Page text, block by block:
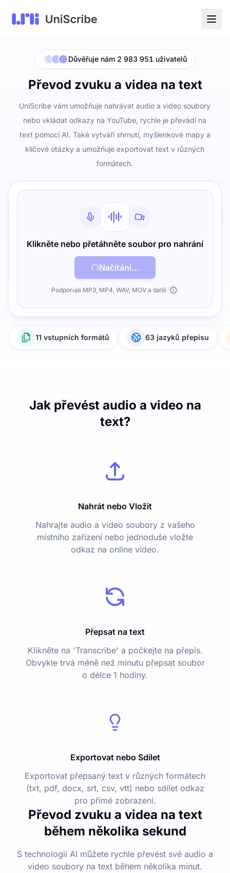
Důvěřuje nám 2 983 951 uživatelů
Převod zvuku a videa na text
UniScribe vám umožňuje nahrávat audio a video soubory
nebo vkládat odkazy na YouTube, rychle je převádí na
text pomocí AI. Také vytváří shrnutí, myšlenkové mapy a
klíčové otázky a umožňuje exportovat text v různých
formátech.
Klikněte nebo přetáhněte soubor pro nahrání
Načítání...
Podporuje MP3, MP4, WAV, MOV a další
11 vstupních formátů 63 jazyků přepisu
Jak převést audio a video na
text?
Nahrát nebo Vložit
Nahrajte audio a video soubory z vašeho
místního zařízení nebo jednoduše vložte
odkaz na online video.
Přepsat na text
Klikněte na 'Transcribe' a počkejte na přepis.
Obvykle trvá méně než minutu přepsat soubor
o délce 1 hodiny.
Exportovat nebo Sdílet
Exportovat přepsaný text v různých formátech
(txt, pdf, docx, srt, csv, vtt) nebo sdílet odkaz
pro přímé zobrazení.
Převod zvuku a videa na text
během několika sekund
S technologií AI můžete rychle převést své audio a
video soubory na text během několika minut.